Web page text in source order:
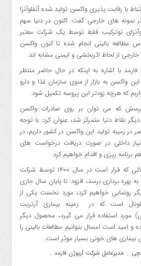
با رقابت پذیری واکسن تولید شده آنفلوآنزا
نمونه های خارجی گفت: اکنون در دنیا سهم
نوترکیب فقط توسط یک شرکت معتبر
مطالعه بالینی انجام شده تا کنون واکسن
خارجی از لحاظ اثربخشی و ایمنی مشابه اند.
با اشاره به اینکه در حال حاضر منتظر
واکسن به بازار از سوی سازمان غذا و دارو
که هرچه زودتر این پروسه تکمیل شود.
که می توان بر روی صادرات واکسن
دیگر نقاط دنیا متمرکز شد، عنوان کرد: با توجه
در زمینه تولید این واکسن در کشور داریم، در
داخلی در صورت دریافت درخواست های
ریزی و اقدام خواهیم کرد.
فرشچی در مورد محصولاتی که قرار است در سال ۱۴۰۰ توسط شرکت
بهره برداری برسد، افزود: تا پایان سال جاری
رونمایی خواهیم کرد، مورد نخست یکی از
است که در زمینه بیماری آرتریت
مورد استفاده قرار می گیرد، محصول دیگر
و امید است امسال بتوانیم مطالعات بالینی را
بیماری های خونی بسیار موثر است.
, مدیرعامل شرکت آریوژن فارمد ,